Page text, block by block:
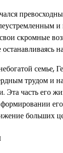
скромные
семье,
трудом и
Эта часть его
больших